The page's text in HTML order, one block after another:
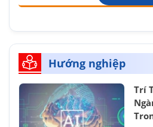
Hướng nghiệp
Trí